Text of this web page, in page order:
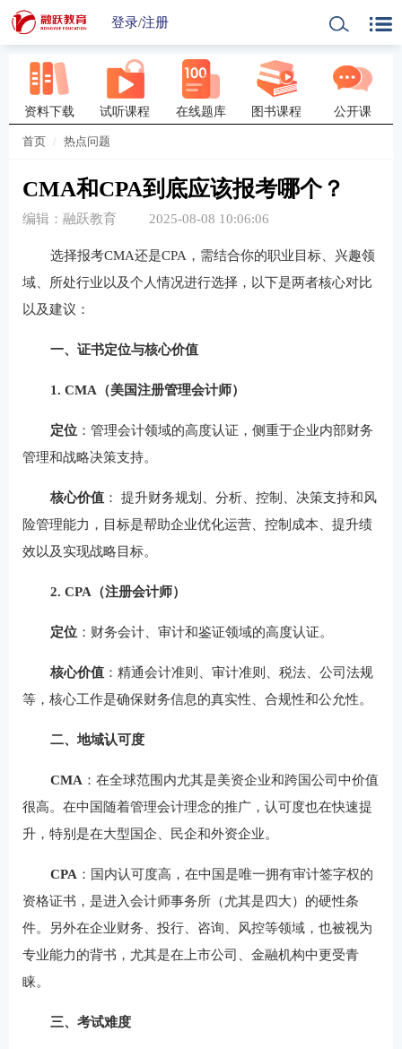
登录/注册
资料下载 试听课程 在线题库 图书课程 公开课
首页 热点问题
CMA和CPA到底应该报考哪个？
编辑：融跃教育 2025-08-08 10:06:06
选择报考CMA还是CPA，需结合你的职业目标、兴趣领
域、所处行业以及个人情况进行选择，以下是两者核心对比
以及建议：
一、证书定位与核心价值
1. CMA（美国注册管理会计师）
定位：管理会计领域的高度认证，侧重于企业内部财务
管理和战略决策支持。
核心价值： 提升财务规划、分析、控制、决策支持和风
险管理能力，目标是帮助企业优化运营、控制成本、提升绩
效以及实现战略目标。
2. CPA（注册会计师）
定位：财务会计、审计和鉴证领域的高度认证。
核心价值：精通会计准则、审计准则、税法、公司法规
等，核心工作是确保财务信息的真实性、合规性和公允性。
二、地域认可度
CMA ：在全球范围内尤其是美资企业和跨国公司中价值
很高。在中国随着管理会计理念的推广，认可度也在快速提
升，特别是在大型国企、民企和外资企业。
CPA ：国内认可度高，在中国是唯一拥有审计签字权的
资格证书，是进入会计师事务所（尤其是四大）的硬性条
件。另外在企业财务、投行、咨询、风控等领域，也被视为
专业能力的背书，尤其是在上市公司、金融机构中更受青
睐。
三、考试难度